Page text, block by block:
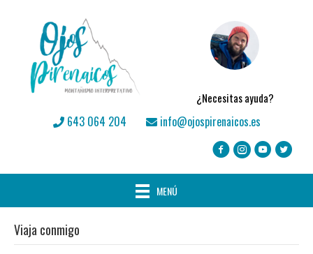
¿Necesitas ayuda?
643 064 204 info@ojospirenaicos.es
MENÚ
Viaja conmigo